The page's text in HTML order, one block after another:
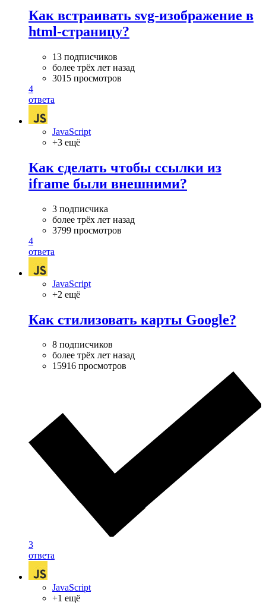
Как встраивать svg-изображение в
html-страницу?
13 подписчиков
более трёх лет назад
3015 просмотров
4
ответа
JavaScript
+3 ещё
Как сделать чтобы ссылки из
iframe были внешними?
3 подписчика
более трёх лет назад
3799 просмотров
4
ответа
JavaScript
+2 ещё
Как стилизовать карты Google?
8 подписчиков
более трёх лет назад
15916 просмотров
3
ответа
JavaScript
+1 ещё